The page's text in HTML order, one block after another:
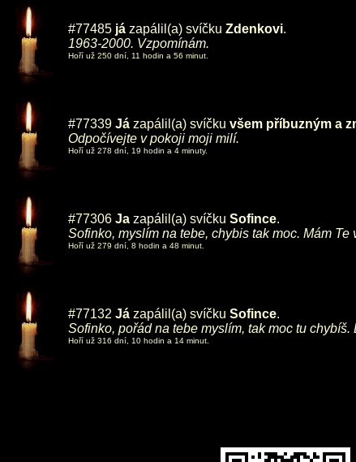
#77485 já zapálil(a) svíčku Zdenkovi.
1963-2000. Vzpomínám.
Hoří už 250 dní, 11 hodin a 56 minut.
#77339 Já zapálil(a) svíčku všem příbuzným a
Odpočívejte v pokoji moji milí.
Hoří už 278 dní, 19 hodin a 4 minuty.
#77306 Ja zapálil(a) svíčku Sofince.
Sofinko, myslím na tebe, chybis tak moc. Mám Te
Hoří už 279 dní, 8 hodin a 48 minut.
#77132 Já zapálil(a) svíčku Sofince.
Sofinko, pořád na tebe myslím, tak moc tu
Hoří už 316 dní, 10 hodin a 14 minut.